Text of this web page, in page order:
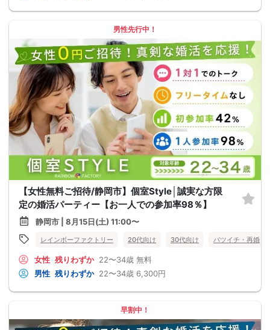
男性先行中！
【女性無料ご招待/静岡市】個室Style│誠実な方限
定の婚活パーティー【お一人での参加率98％】
静岡市 | 8月15日(土) 11:00〜
レインボーファクトリー 20代向け 30代向け バツイチ・再婚
女性 残りわずか 22〜34歳 無料
男性 残りわずか 22〜34歳 6,300円
早割中！